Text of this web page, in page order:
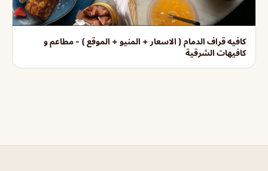
كافيه قراف الدمام ( الاسعار + المنيو + الموقع ) - مطاعم و
كافيهات الشرقية